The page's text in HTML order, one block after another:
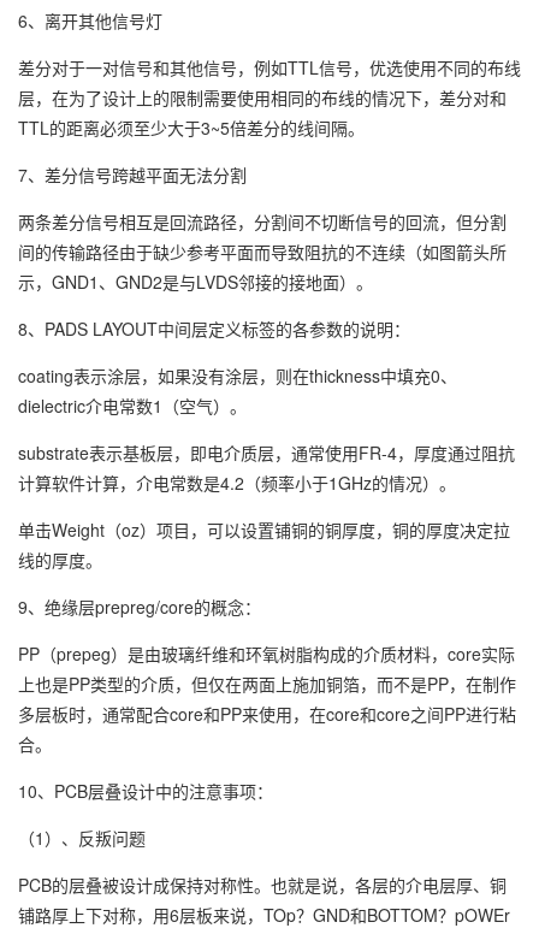
6、离开其他信号灯
差分对于一对信号和其他信号，例如TTL信号，优选使用不同的布线
层，在为了设计上的限制需要使用相同的布线的情况下，差分对和
TTL的距离必须至少大于3~5倍差分的线间隔。
7、差分信号跨越平面无法分割
两条差分信号相互是回流路径，分割间不切断信号的回流，但分割
间的传输路径由于缺少参考平面而导致阻抗的不连续（如图箭头所
示，GND1、GND2是与LVDS邻接的接地面）。
8、PADS LAYOUT中间层定义标签的各参数的说明：
coating表示涂层，如果没有涂层，则在thickness中填充0、
dielectric介电常数1（空气）。
substrate表示基板层，即电介质层，通常使用FR-4，厚度通过阻抗
计算软件计算，介电常数是4.2（频率小于1GHz的情况）。
单击Weight（oz）项目，可以设置铺铜的铜厚度，铜的厚度决定拉
线的厚度。
9、绝缘层prepreg/core的概念：
PP（prepeg）是由玻璃纤维和环氧树脂构成的介质材料，core实际
上也是PP类型的介质，但仅在两面上施加铜箔，而不是PP，在制作
多层板时，通常配合core和PP来使用，在core和core之间PP进行粘
合。
10、PCB层叠设计中的注意事项：
（1）、反叛问题
PCB的层叠被设计成保持对称性。也就是说，各层的介电层厚、铜
铺路厚上下对称，用6层板来说，TOp？GND和BOTTOM？pOWEr